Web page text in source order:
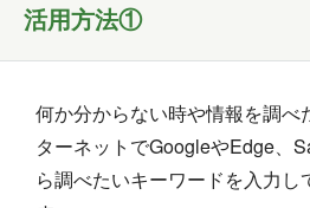
活用方法①
何か分からない時や情報を調べ
ターネットでGoogleやEdge、
ら調べたいキーワードを入力し